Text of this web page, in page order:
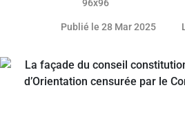
Publié le 28 Mar 202527